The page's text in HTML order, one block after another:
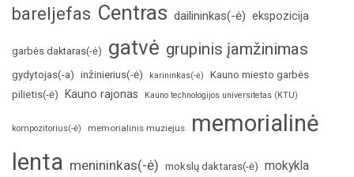
bareljefas Centras dailininkas(-ė) ekspozicija
garbės daktaras(-ė) gatvė grupinis įamžinimas
gydytojas(-a) inžinierius(-ė) karininkas(-ė)
Kauno miesto garbės
pilietis(-ė)
Kauno rajonas Kauno technologijos universitetas (KTU)
kompozitorius(-ė) memorialinis muziejus
memorialinė
lenta menininkas(-ė) mokslų daktaras(-ė) mokykla